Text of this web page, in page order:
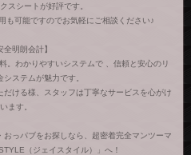
スシートが好評です。
も可能ですのでお気軽にご相談ください♪
全明朗会計】
。わかりやすいシステムで 、信頼と安心のリ
ステムが魅力です。
ける様、スタッフは丁寧なサービスを心がけ
ます。
っパブをお探しなら、超密着完全マンツーマ
（ジェイスタイル）」へ！